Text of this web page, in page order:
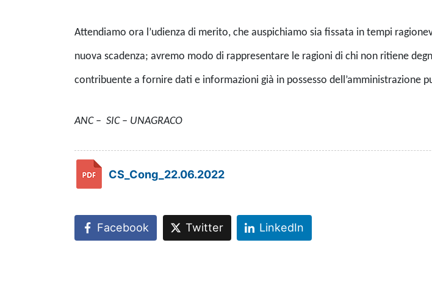
Attendiamo ora l’udienza di merito, che auspichiamo sia fissata in tempi
nuova scadenza; avremo modo di rappresentare le ragioni di chi non ritiene
contribuente a fornire dati e informazioni già in possesso dell’amministrazione
ANC – SIC – UNAGRACO
CS_Cong_22.06.2022
Facebook Twitter LinkedIn